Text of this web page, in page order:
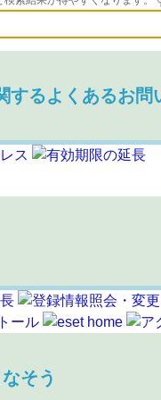
するよくあるお問
そう